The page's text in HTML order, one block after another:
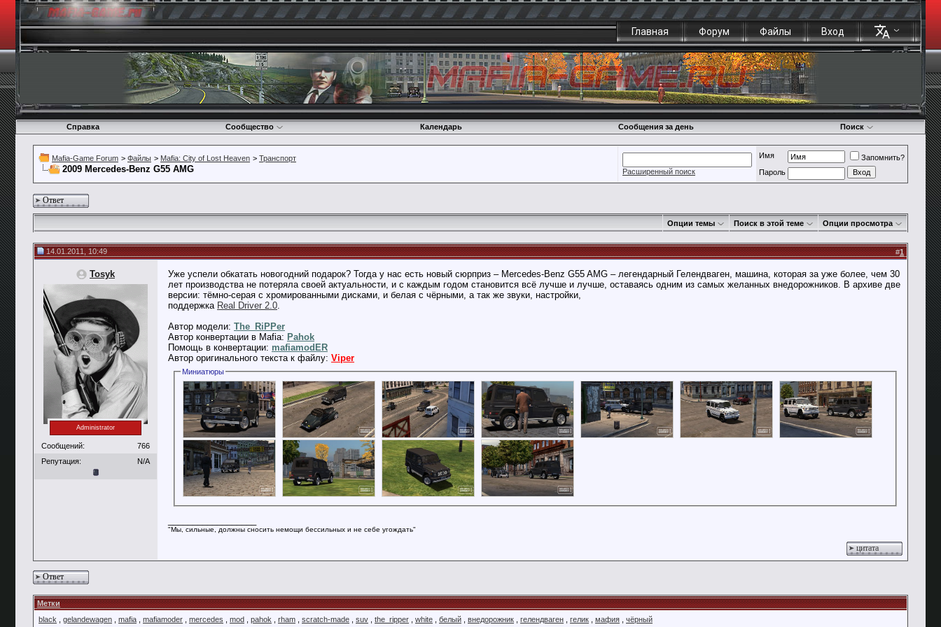
Главная Форум Файлы Вход
Справка Сообщество Календарь Сообщения за день Поиск
Mafia-Game Forum > Файлы > Mafia: City of Lost Heaven > Транспорт
2009 Mercedes-Benz G55 AMG Расширенный поиск
Имя
Запомнить?
Пароль
Ответ
Опции темы Поиск в этой теме Опции просмотра
14.01.2011, 10:49 #1
Tosyk
Administrator
Сообщений:
766
Репутация:
N/A
Уже успели обкатать новогодний подарок? Тогда у нас есть новый сюрприз – Mercedes-Benz G55 AMG – легендарный Гелендваген, машина, которая за уже более, чем 30
лет производства не потеряла своей актуальности, и с каждым годом становится всё лучше и лучше, оставаясь одним из самых желанных внедорожников. В архиве две
версии: тёмно-серая с хромированными дисками, и белая с чёрными, а так же звуки, настройки,
поддержка Real Driver 2.0.
Автор модели: The_RiPPer
Автор конвертации в Mafia: Pahok
Помощь в конвертации: mafiamodER
Автор оригинального текста к файлу: Viper
Миниатюры
"Мы, сильные, должны сносить немощи бессильных и не себе угождать"
цитата
Ответ
Метки
black
gelandewagen mafia mafiamoder mercedes mod pahok rham scratch-made suv the_ripper white белый внедорожник гелендваген гелик мафия чёрный